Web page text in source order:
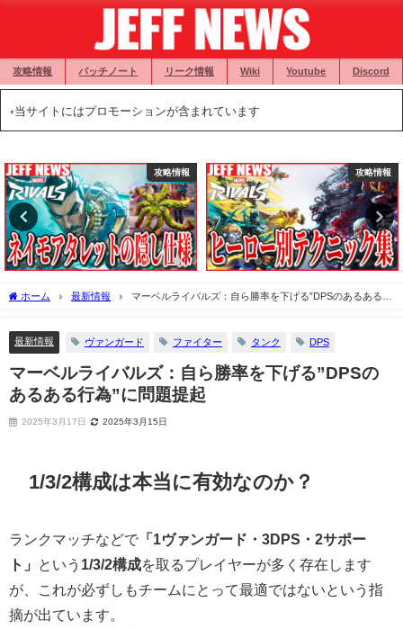
攻略情報 パッチノート リーク情報 Wiki Youtube Discord
◦当サイトにはプロモーションが含まれています
攻略情報 攻略情報
ホーム 最新情報
マーベルライバルズ：自ら勝率を下げる”DPSのあるある行
最新情報 ヴァンガード ファイター タンク DPS
マーベルライバルズ：自ら勝率を下げる”DPSの
あるある行為”に問題提起
2025年3月17日 2025年3月15日
1/3/2構成は本当に有効なのか？
ランクマッチなどで 「1ヴァンガード・3DPS・2サポー
ト」
という 1/3/2構成を取るプレイヤーが多く存在します
が、これが必ずしもチームにとって最適ではないという指
摘が出ています。